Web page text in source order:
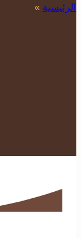
الرئيسية »